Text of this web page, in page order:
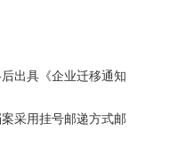
出具《企业迁移通知
采用挂号邮递方式邮